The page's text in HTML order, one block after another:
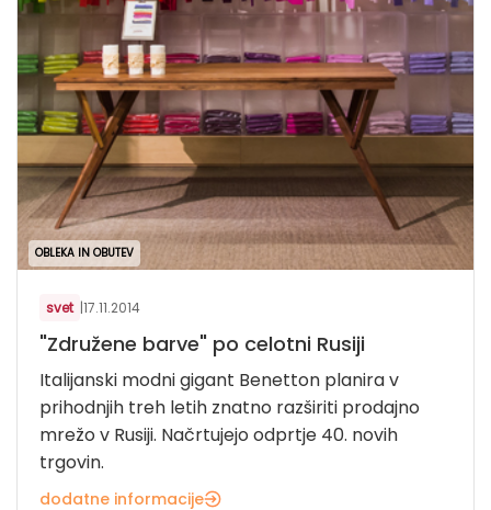
OBLEKA IN OBUTEV
svet |17.11.2014
"Združene barve" po celotni Rusiji
Italijanski modni gigant Benetton planira v
prihodnjih treh letih znatno razširiti prodajno
mrežo v Rusiji. Načrtujejo odprtje 40. novih
trgovin.
dodatne informacije